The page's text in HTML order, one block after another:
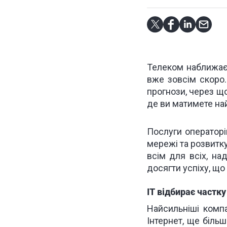
Телеком
вже зовсім скоро.
прогнози, через
де ви матимете
Послуги
мережі та
всім для всіх,
досягти успіху,
ІТ відбирає
Найсильніші
Інтернет, ще